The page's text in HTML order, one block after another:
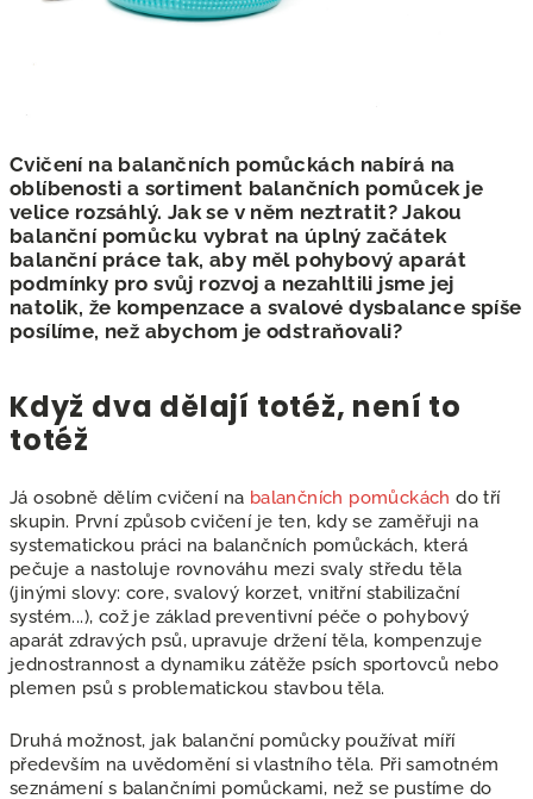
Cvičení na balančních pomůckách nabírá na
oblíbenosti a sortiment balančních pomůcek je
velice rozsáhlý. Jak se v něm neztratit? Jakou
balanční pomůcku vybrat na úplný začátek
balanční práce tak, aby měl pohybový aparát
podmínky pro svůj rozvoj a nezahltili jsme jej
natolik, že kompenzace a svalové dysbalance spíše
posílíme, než abychom je odstraňovali?
Když dva dělají totéž, není to
totéž
Já osobně dělím cvičení na balančních pomůckách do tří
skupin. První způsob cvičení je ten, kdy se zaměřuji na
systematickou práci na balančních pomůckách, která
pečuje a nastoluje rovnováhu mezi svaly středu těla
(jinými slovy: core, svalový korzet, vnitřní stabilizační
systém...), což je základ preventivní péče o pohybový
aparát zdravých psů, upravuje držení těla, kompenzuje
jednostrannost a dynamiku zátěže psích sportovců nebo
plemen psů s problematickou stavbou těla.
Druhá možnost, jak balanční pomůcky používat míří
především na uvědomění si vlastního těla. Při samotném
seznámení s balančními pomůckami, než se pustíme do